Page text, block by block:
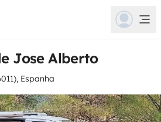
Jose Alberto
Espanha